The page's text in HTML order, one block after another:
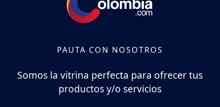
PAUTA CON NOSOTROS
Somos la vitrina perfecta para ofrecer tus
productos y/o servicios